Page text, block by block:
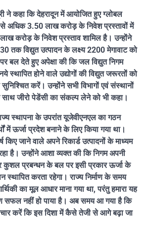
ने कहा कि देहरादून में आयोजित हुए ग्लोबल
से अधिक 3.50 लाख करोड़ के निवेश प्रस्तावों में
करोड़ के निवेश प्रस्ताव शामिल है। उन्होंने
तक विद्युत उत्पादन के लक्ष्य 2200 मेगावाट को
बल देते हुए अपेक्षा की कि जल विद्युत निगम
स्थापित होने वाले उद्योगों की विद्युत जरूरतों को
करें। उन्होंने सभी विभागों एवं संस्थानों
जीरो पेडेंसी का संकल्प लेने को भी कहा।
स्थापना के उपरांत यूजेवीएनएल का गठन
में ऊर्जा प्रदेश बनाने के लिए किया गया था।
किए जाने वाले अपने रिकार्ड उत्पादनों के माध्यम
है। उन्होंने आशा व्यक्त की कि निगम अपनी
कुशल प्रबन्धन के बल पर इसी प्रकार ऊर्जा के
स्थापित करता रहेगा। राज्य निर्माण के समय
का मूल आधार माना गया था, परंतु हमारा यह
सफल नहीं हो पाया है। अब समय आ गया है कि
करें कि इस दिशा में कैसे तेजी से आगे बढ़ा जा